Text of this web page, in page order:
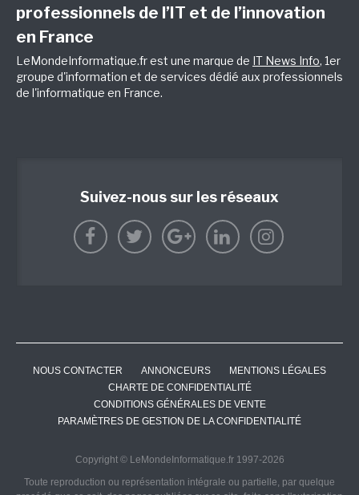
professionnels de l’IT et de l’innovation
en France
LeMondeInformatique.fr est une marque de IT News Info, 1er
groupe d'information et de services dédié aux professionnels
de l'informatique en France.
Suivez-nous sur les réseaux
NOUS CONTACTER ANNONCEURS
MENTIONS LÉGALES
CHARTE DE CONFIDENTIALITÉ
CONDITIONS GÉNÉRALES DE VENTE
PARAMÈTRES DE GESTION DE LA CONFIDENTIALITÉ
Copyright © LeMondeInformatique.fr 1997-2026
Toute reproduction ou représentation intégrale ou partielle, par quelque